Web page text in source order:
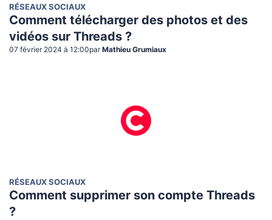
RÉSEAUX SOCIAUX
Comment télécharger des photos et des
vidéos sur Threads ?
07 février 2024 à 12:00par Mathieu Grumiaux
RÉSEAUX SOCIAUX
Comment supprimer son compte Threads
?